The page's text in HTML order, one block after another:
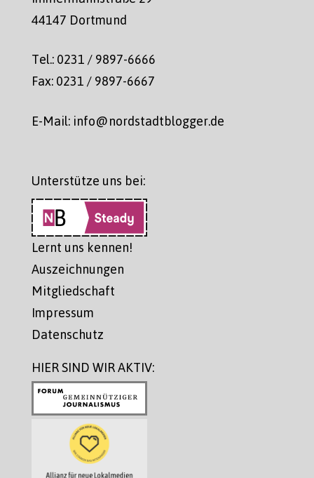
44147 Dortmund
Tel.: 0231 / 9897-6666
Fax: 0231 / 9897-6667
E-Mail: info@nordstadtblogger.de
Unterstütze uns bei:
Lernt uns kennen!
Auszeichnungen
Mitgliedschaft
Impressum
Datenschutz
HIER SIND WIR AKTIV: